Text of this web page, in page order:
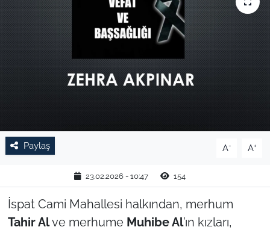
Paylaş A- A+
23.02.2026 - 10:47 154
İspat Cami Mahallesi halkından, merhum
Tahir Alve merhume Muhibe Al’ın kızları,
SAĞLIK
EĞİTİM
TARIM VE HAYVANCILIK
RESMİ İLAN
EDİRNE